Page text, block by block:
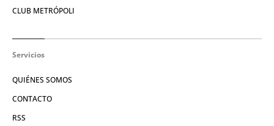
CLUB METRÓPOLI
Servicios
QUIÉNES SOMOS
CONTACTO
RSS